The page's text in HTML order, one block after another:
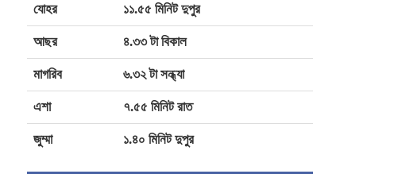
যোহর ১১.৫৫ মিনিট দুপুর
আছর ৪.৩৩ টা বিকাল
মাগরিব ৬.৩২ টা সন্ধ্যা
এশা ৭.৫৫ মিনিট রাত
জুম্মা ১.৪০ মিনিট দুপুর